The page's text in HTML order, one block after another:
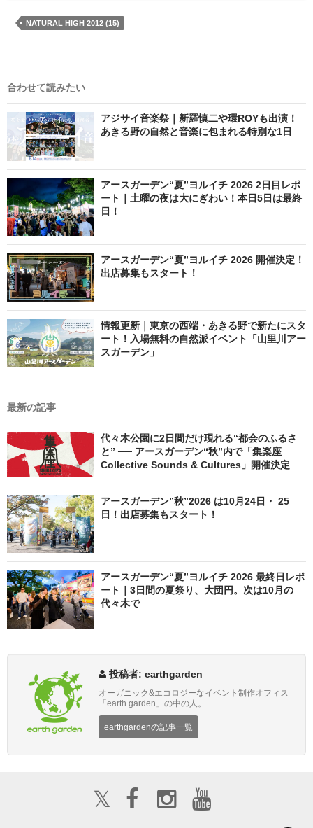
NATURAL HIGH 2012 (15)
合わせて読みたい
アジサイ音楽祭｜新羅慎二や環ROYも出演！
あきる野の自然と音楽に包まれる特別な1日
アースガーデン“夏”ヨルイチ 2026 2日目レポ
ート｜土曜の夜は大にぎわい！本日5日は最終
日！
アースガーデン“夏”ヨルイチ 2026 開催決定！
出店募集もスタート！
情報更新｜東京の西端・あきる野で新たにスタ
ート！入場無料の自然派イベント「山里川アー
スガーデン」
最新の記事
代々木公園に2日間だけ現れる“都会のふるさ
と” ── アースガーデン“秋”内で「集楽座
Collective Sounds & Cultures」開催決定
アースガーデン”秋”2026 は10月24日・ 25
日！出店募集もスタート！
アースガーデン“夏”ヨルイチ 2026 最終日レポ
ート｜3日間の夏祭り、大団円。次は10月の
代々木で
投稿者: earthgarden
オーガニック&エコロジーなイベント制作オフィス
「earth garden」の中の人。
earthgardenの記事一覧
𝕏